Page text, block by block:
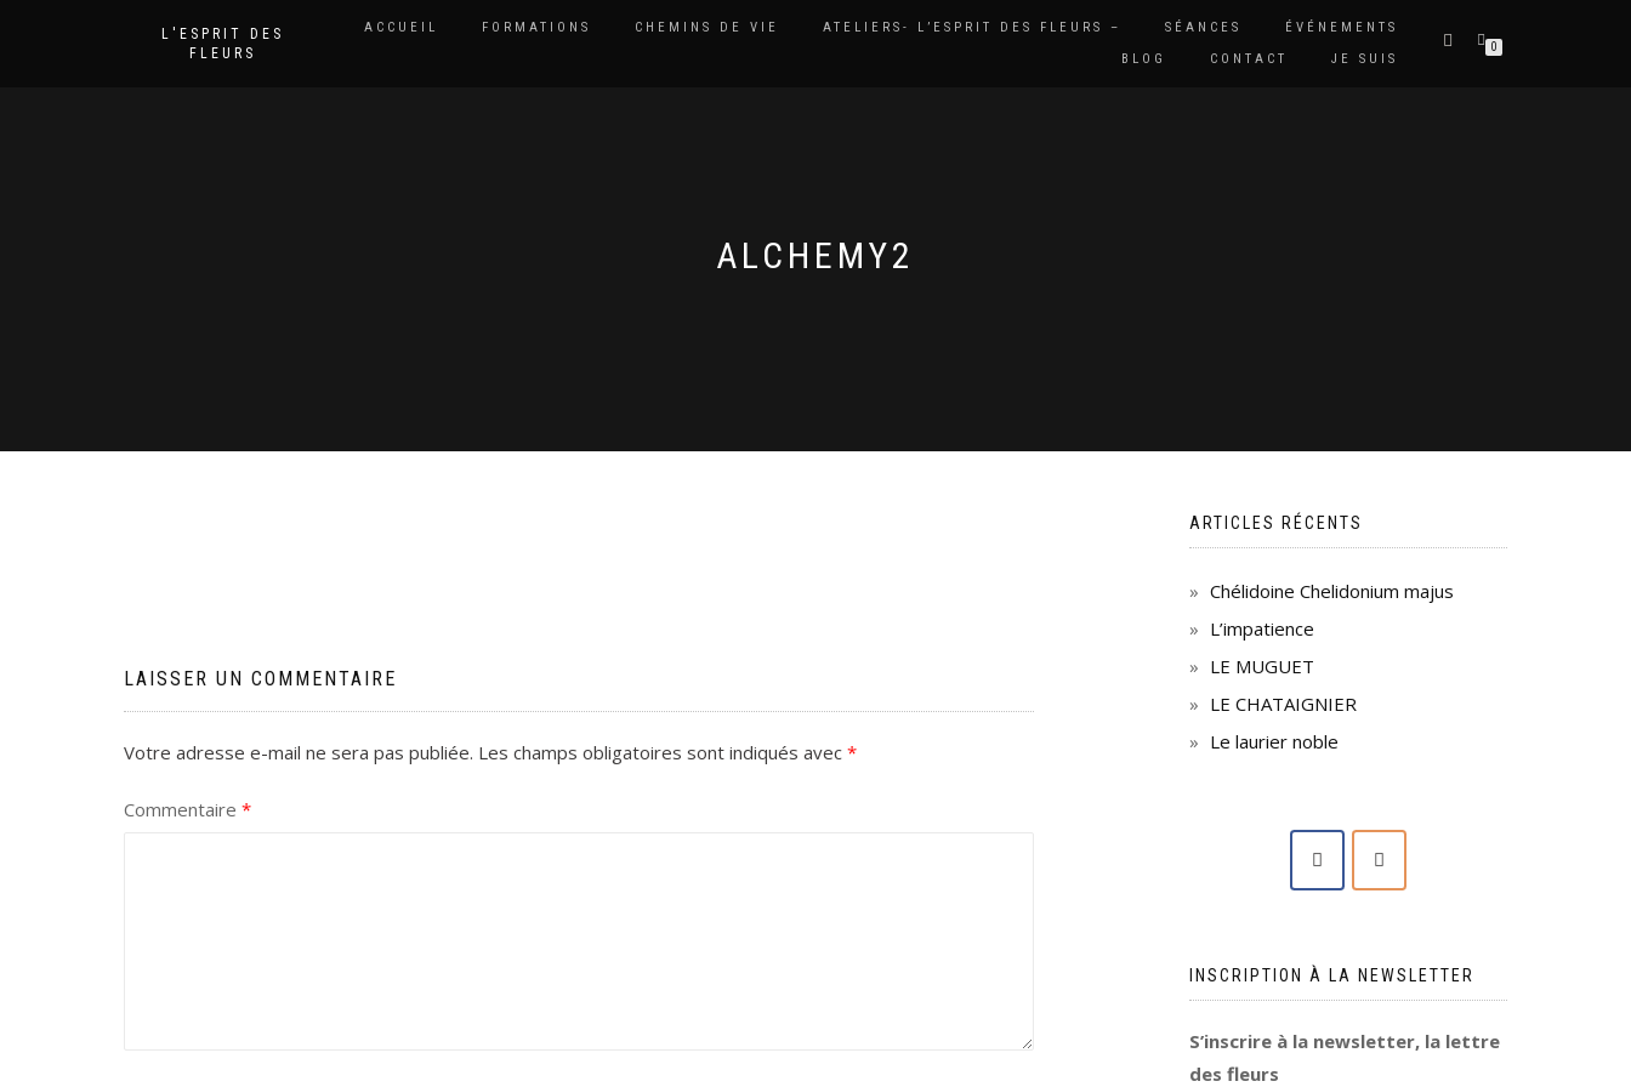
L'ESPRIT DES
FLEURS
ACCUEIL FORMATIONS CHEMINS DE VIE ATELIERS- L’ESPRIT DES FLEURS – SÉANCES
ÉVÉNEMENTS
BLOG
CONTACT JE SUIS
0
ALCHEMY2
LAISSER UN COMMENTAIRE
Votre adresse e-mail ne sera pas publiée. Les champs obligatoires sont indiqués avec *
Commentaire *
ARTICLES RÉCENTS
Chélidoine Chelidonium majus
L’impatience
LE MUGUET
LE CHATAIGNIER
Le laurier noble
INSCRIPTION À LA NEWSLETTER
S’inscrire à la newsletter, la lettre
des fleurs